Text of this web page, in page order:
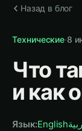
Назад в блог
Технические·8
Что
и как
Язык:English